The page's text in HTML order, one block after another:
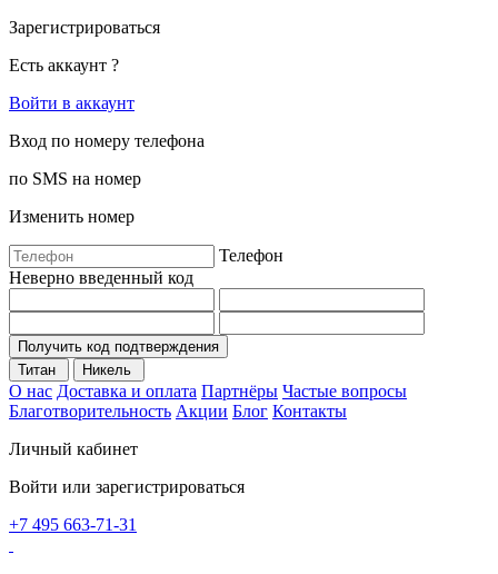
Зарегистрироваться
Есть аккаунт ?
Войти в аккаунт
Вход по номеру телефона
по SMS на номер
Изменить номер
Телефон
Неверно введенный код
Получить код подтверждения
Титан
Никель
О нас Доставка и оплата Партнёры Частые вопросы
Благотворительность Акции Блог Контакты
Личный кабинет
Войти или зарегистрироваться
+7 495 663-71-31